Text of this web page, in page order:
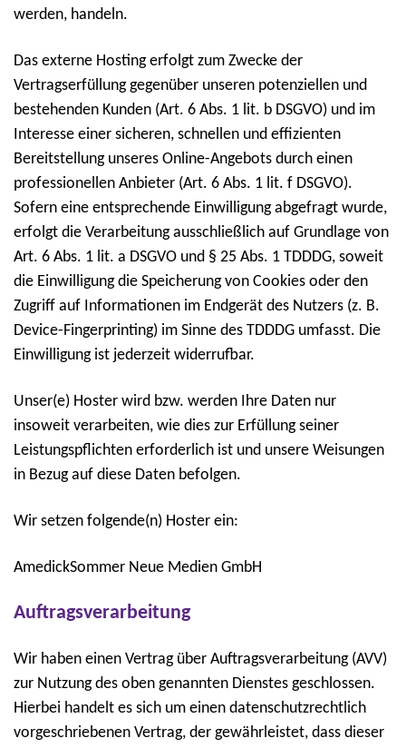
werden, handeln.
Das externe Hosting erfolgt zum Zwecke der
Vertragserfüllung gegenüber unseren potenziellen und
bestehenden Kunden (Art. 6 Abs. 1 lit. b DSGVO) und im
Interesse einer sicheren, schnellen und effizienten
Bereitstellung unseres Online-Angebots durch einen
professionellen Anbieter (Art. 6 Abs. 1 lit. f DSGVO).
Sofern eine entsprechende Einwilligung abgefragt wurde,
erfolgt die Verarbeitung ausschließlich auf Grundlage von
Art. 6 Abs. 1 lit. a DSGVO und § 25 Abs. 1 TDDDG, soweit
die Einwilligung die Speicherung von Cookies oder den
Zugriff auf Informationen im Endgerät des Nutzers (z. B.
Device-Fingerprinting) im Sinne des TDDDG umfasst. Die
Einwilligung ist jederzeit widerrufbar.
Unser(e) Hoster wird bzw. werden Ihre Daten nur
insoweit verarbeiten, wie dies zur Erfüllung seiner
Leistungspflichten erforderlich ist und unsere Weisungen
in Bezug auf diese Daten befolgen.
Wir setzen folgende(n) Hoster ein:
AmedickSommer Neue Medien GmbH
Auftragsverarbeitung
Wir haben einen Vertrag über Auftragsverarbeitung (AVV)
zur Nutzung des oben genannten Dienstes geschlossen.
Hierbei handelt es sich um einen datenschutzrechtlich
vorgeschriebenen Vertrag, der gewährleistet, dass dieser